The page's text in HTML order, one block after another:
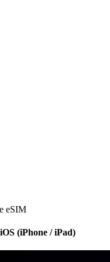
eSIM
(iPhone / iPad)